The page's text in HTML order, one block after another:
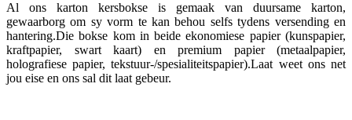
Al ons karton kersbokse is gemaak van duursame karton,
gewaarborg om sy vorm te kan behou selfs tydens versending en
hantering.Die bokse kom in beide ekonomiese papier (kunspapier,
kraftpapier, swart kaart) en premium papier (metaalpapier,
holografiese papier, tekstuur-/spesialiteitspapier).Laat weet ons net
jou eise en ons sal dit laat gebeur.